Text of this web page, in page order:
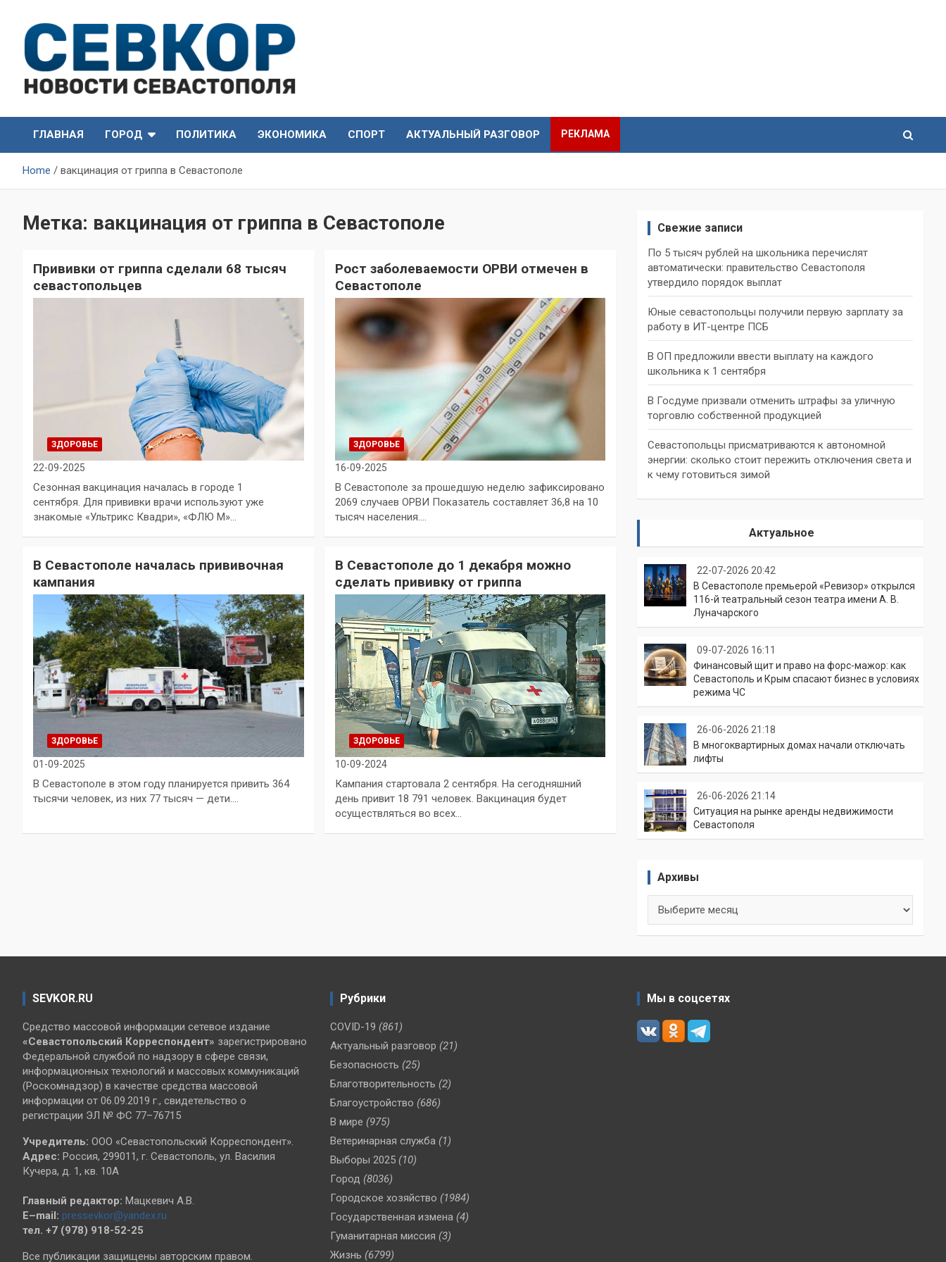
content
СевКор — Новости
Севастополя
Севастополя
ГЛАВНАЯ
ГОРОД ПОЛИТИКА ЭКОНОМИКА СПОРТ АКТУАЛЬНЫЙ РАЗГОВОР РЕКЛАМА
Home вакцинация от гриппа в Севастополе
Метка: вакцинация от гриппа в Севастополе
Прививки от гриппа сделали 68 тысяч
севастопольцев
ЗДОРОВЬЕ
22-09-2025
Сезонная вакцинация началась в городе 1
сентября. Для прививки врачи используют уже
знакомые «Ультрикс Квадри», «ФЛЮ М»…
Рост заболеваемости ОРВИ отмечен в
Севастополе
ЗДОРОВЬЕ
16-09-2025
В Севастополе за прошедшую неделю зафиксировано
2069 случаев ОРВИ Показатель составляет 36,8 на 10
тысяч населения.…
В Севастополе началась прививочная
кампания
ЗДОРОВЬЕ
01-09-2025
В Севастополе в этом году планируется привить 364
тысячи человек, из них 77 тысяч — дети.…
В Севастополе до 1 декабря можно
сделать прививку от гриппа
ЗДОРОВЬЕ
10-09-2024
Кампания стартовала 2 сентября. На сегодняшний
день привит 18 791 человек. Вакцинация будет
осуществляться во всех…
Свежие записи
По 5 тысяч рублей на школьника перечислят
автоматически: правительство Севастополя
утвердило порядок выплат
Юные севастопольцы получили первую зарплату за
работу в ИТ-центре ПСБ
В ОП предложили ввести выплату на каждого
школьника к 1 сентября
В Госдуме призвали отменить штрафы за уличную
торговлю собственной продукцией
Севастопольцы присматриваются к автономной
энергии: сколько стоит пережить отключения света и
к чему готовиться зимой
Актуальное
22-07-2026 20:42
В Севастополе премьерой «Ревизор» открылся
116-й театральный сезон театра имени А. В.
Луначарского
09-07-2026 16:11
Финансовый щит и право на форс-мажор: как
Севастополь и Крым спасают бизнес в условиях
режима ЧС
26-06-2026 21:18
В многоквартирных домах начали отключать
лифты
26-06-2026 21:14
Ситуация на рынке аренды недвижимости
Севастополя
Архивы
SEVKOR.RU
Средство массовой информации сетевое издание
«Севастопольский Корреспондент» зарегистрировано
Федеральной службой по надзору в сфере связи,
информационных технологий и массовых коммуникаций
(Роскомнадзор) в качестве средства массовой
информации от 06.09.2019 г., свидетельство о
регистрации ЭЛ № ФС 77–76715
Учредитель: ООО «Севастопольский Корреспондент».
Адрес: Россия, 299011, г. Севастополь, ул. Василия
Кучера, д. 1, кв. 10А
Главный редактор: Мацкевич А.В.
E–mail: pressevkor@yandex.ru
тел. +7 (978) 918-52-25
Все публикации защищены авторским правом.
Рубрики
COVID-19 (861)
Актуальный разговор (21)
Безопасность (25)
Благотворительность (2)
Благоустройство (686)
В мире (975)
Ветеринарная служба (1)
Выборы 2025 (10)
Город (8036)
Городское хозяйство (1984)
Государственная измена (4)
Гуманитарная миссия (3)
Жизнь (6799)
Мы в соцсетях